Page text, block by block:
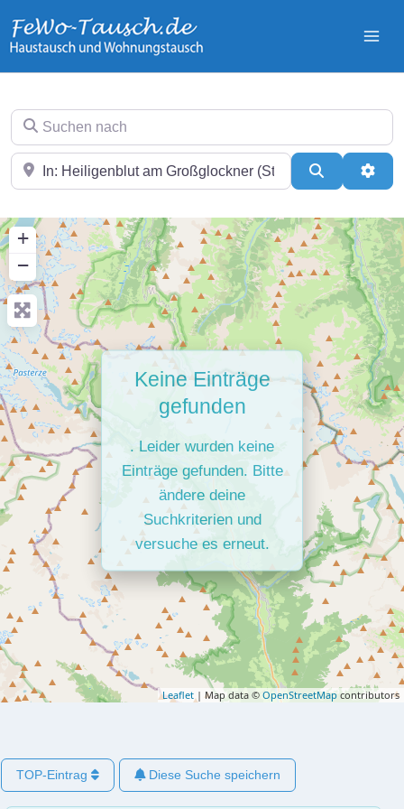
Inhalt
Suchen nach
In der Nähe Suchen
+
−
Leaflet | Map data © OpenStreetMap contributors
Keine Einträge
gefunden
. Leider wurden keine
Einträge gefunden. Bitte
ändere deine
Suchkriterien und
versuche es erneut.
TOP-Eintrag Diese Suche speichern